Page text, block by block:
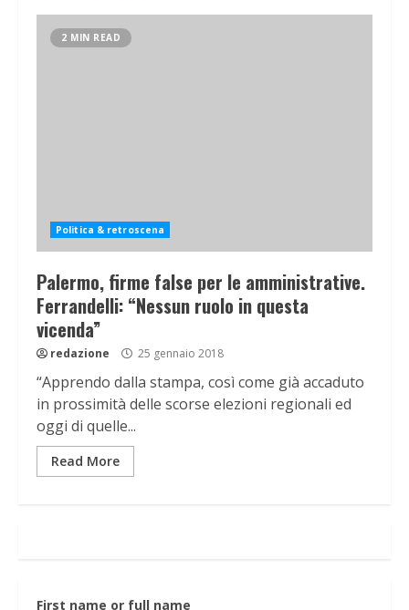
2 MIN READ
Politica & retroscena
Palermo, firme false per le amministrative.
Ferrandelli: “Nessun ruolo in questa
vicenda”
redazione 25 gennaio 2018
“Apprendo dalla stampa, così come già accaduto
in prossimità delle scorse elezioni regionali ed
oggi di quelle...
Read More
First name or full name